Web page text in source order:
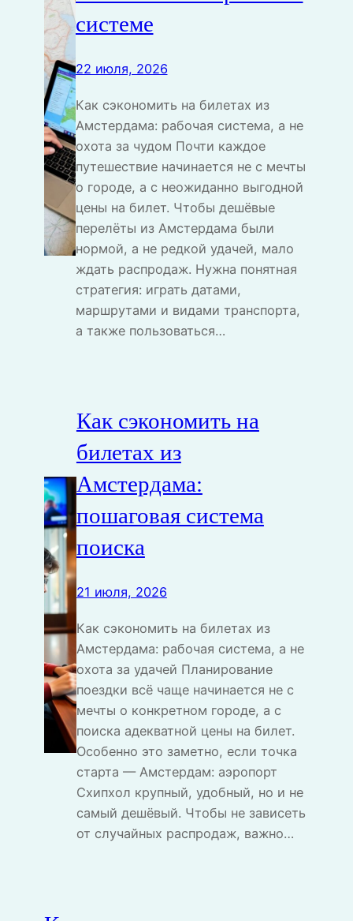
системе
22 июля, 2026
Как сэкономить на билетах из
Амстердама: рабочая система, а не
охота за чудом Почти каждое
путешествие начинается не с мечты
о городе, а с неожиданно выгодной
цены на билет. Чтобы дешёвые
перелёты из Амстердама были
нормой, а не редкой удачей, мало
ждать распродаж. Нужна понятная
стратегия: играть датами,
маршрутами и видами транспорта,
а также пользоваться…
Как сэкономить на
билетах из
Амстердама:
пошаговая система
поиска
21 июля, 2026
Как сэкономить на билетах из
Амстердама: рабочая система, а не
охота за удачей Планирование
поездки всё чаще начинается не с
мечты о конкретном городе, а с
поиска адекватной цены на билет.
Особенно это заметно, если точка
старта — Амстердам: аэропорт
Схипхол крупный, удобный, но и не
самый дешёвый. Чтобы не зависеть
от случайных распродаж, важно…